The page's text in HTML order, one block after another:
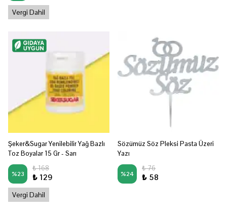
Vergi Dahil
Şeker&Sugar Yenilebilir Yağ Bazlı
Toz Boyalar 15 Gr - Sarı
%23
₺ 168
₺ 129
Vergi Dahil
Sözümüz Söz Pleksi Pasta Üzeri
Yazı
%24
₺ 76
₺ 58